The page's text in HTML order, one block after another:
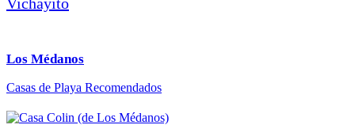
Los Médanos
Casas de Playa Recomendados